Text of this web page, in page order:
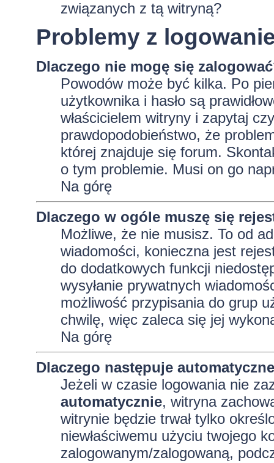
związanych z tą witryną?
Problemy z
Dlaczego nie mogę się
Powodów może być kilka. Po
użytkownika i hasło są
właścicielem witryny i zapytaj
prawdopodobieństwo, że
której znajduje się forum.
o tym problemie. Musi on go
Na górę
Dlaczego w ogóle muszę się
Możliwe, że nie musisz. To od
wiadomości, konieczna jest
do dodatkowych funkcji
wysyłanie prywatnych
możliwość przypisania do grup
chwilę, więc zaleca się jej
Na górę
Dlaczego następuje
Jeżeli w czasie logowania nie
automatycznie, witryna
witrynie będzie trwał tylko
niewłaściwemu użyciu twojego
zalogowanym/zalogowaną,